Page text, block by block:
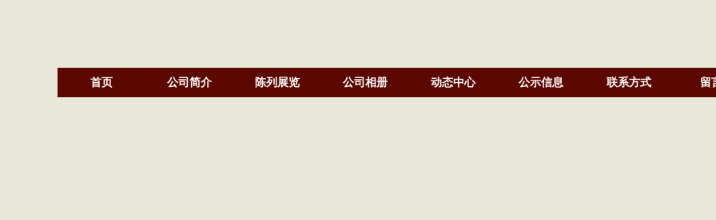
首页 公司简介 陈列展览 公司相册 动态中心 公示信息 联系方式 留